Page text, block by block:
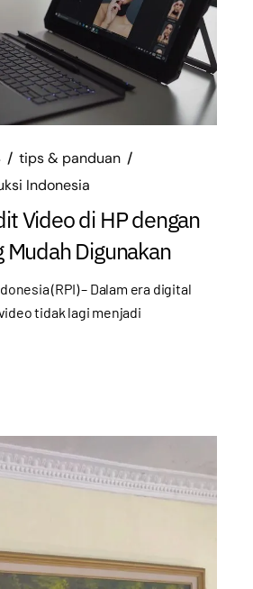
tips & panduan
Indonesia
Video di HP dengan
Mudah Digunakan
(RPI) – Dalam era digital
tidak lagi menjadi